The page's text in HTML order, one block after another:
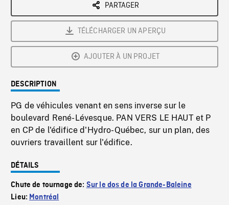
PARTAGER
TÉLÉCHARGER UN APERÇU
AJOUTER À UN PROJET
DESCRIPTION
PG de véhicules venant en sens inverse sur le
boulevard René-Lévesque. PAN VERS LE HAUT et P
en CP de l'édifice d'Hydro-Québec, sur un plan, des
ouvriers travaillent sur l'édifice.
DÉTAILS
Chute de tournage de: Sur le dos de la Grande-Baleine
Lieu: Montréal